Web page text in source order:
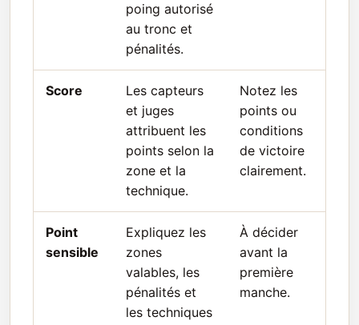
poing autorisé
au tronc et
pénalités.
Score
Les capteurs
et juges
attribuent les
points selon la
zone et la
technique.
Notez les
points ou
conditions
de victoire
clairement.
Point
sensible
Expliquez les
zones
valables, les
pénalités et
les techniques
À décider
avant la
première
manche.